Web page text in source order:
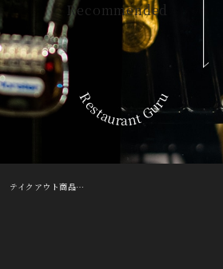
Recommended
Restaurant Guru
テイクアウト商品の価格変更のお知らせ